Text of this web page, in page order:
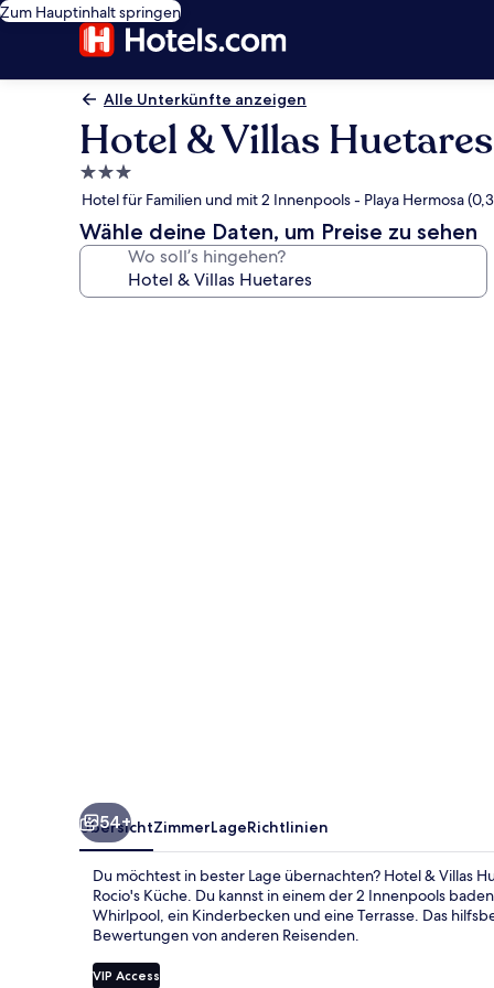
Zum Hauptinhalt springen
Alle Unterkünfte anzeigen
Hotel & Villas Huetares
3.0-
Sterne-
Unterkunft
Hotel für Familien und mit 2 Innenpools - Playa Hermosa
Wähle deine Daten, um Preise zu sehen
Wo soll’s hingehen?
54+
ÜbersichtZimmerLageRichtlinien
Du möchtest in bester Lage übernachten? Hotel & Villas
Rocio's Küche. Du kannst in einem der 2 Innenpools
Whirlpool, ein Kinderbecken und eine Terrasse. Das
Bewertungen von anderen Reisenden.
VIP Access